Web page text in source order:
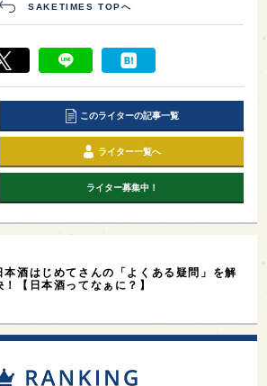
SAKETIMES TOPへ
このライターの記事一覧
ライター一覧へ
ライター募集中！
本酒はじめてさんの「よくある疑問」を解
！【日本酒ってなぁに？】